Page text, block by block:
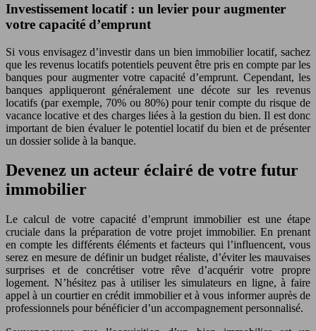
Investissement locatif : un levier pour augmenter
votre capacité d’emprunt
Si vous envisagez d’investir dans un bien immobilier locatif, sachez
que les revenus locatifs potentiels peuvent être pris en compte par les
banques pour augmenter votre capacité d’emprunt. Cependant, les
banques appliqueront généralement une décote sur les revenus
locatifs (par exemple, 70% ou 80%) pour tenir compte du risque de
vacance locative et des charges liées à la gestion du bien. Il est donc
important de bien évaluer le potentiel locatif du bien et de présenter
un dossier solide à la banque.
Devenez un acteur éclairé de votre futur
immobilier
Le calcul de votre capacité d’emprunt immobilier est une étape
cruciale dans la préparation de votre projet immobilier. En prenant
en compte les différents éléments et facteurs qui l’influencent, vous
serez en mesure de définir un budget réaliste, d’éviter les mauvaises
surprises et de concrétiser votre rêve d’acquérir votre propre
logement. N’hésitez pas à utiliser les simulateurs en ligne, à faire
appel à un courtier en crédit immobilier et à vous informer auprès de
professionnels pour bénéficier d’un accompagnement personnalisé.